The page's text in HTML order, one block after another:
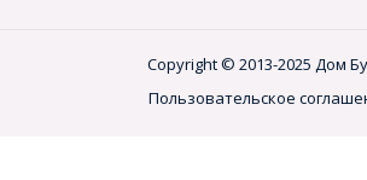
Copyright © 2013-2025 Дом
Пользовательское